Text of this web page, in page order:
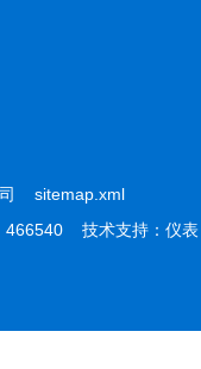
司 sitemap.xml
技术支持： 仪表